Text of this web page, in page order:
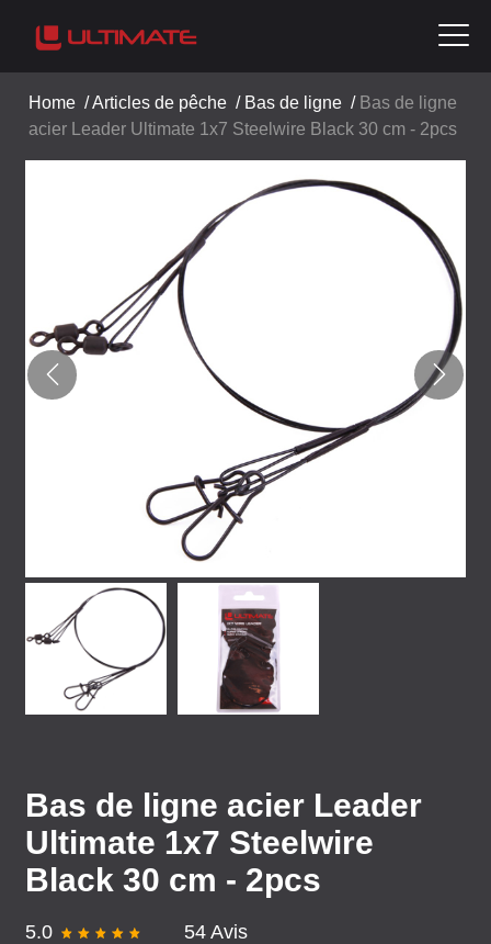
Home /Articles de pêche / Bas de ligne / Bas de ligne
acier Leader Ultimate 1x7 Steelwire Black 30 cm - 2pcs
Bas de ligne acier Leader
Ultimate 1x7 Steelwire
Black 30 cm - 2pcs
5.0 54 Avis